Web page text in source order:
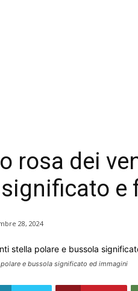
rosa dei
e
28, 2024
e bussola significato ed immagini